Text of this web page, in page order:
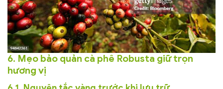
6. Mẹo bảo quản cà phê Robusta giữ trọn
hương vị